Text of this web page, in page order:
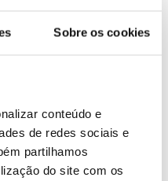
Sobre os cookies
conteúdo e
de redes sociais e
partilhamos
do site com os
ID: 47555728 Data: 02/08/2026 16:26
26 IMAGENS